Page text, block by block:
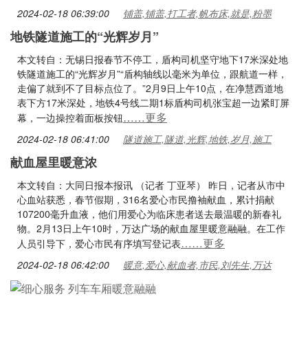
2024-02-18 06:39:00 铺盖,铺盖,打工者,帆布床,就是,粉墨
地铁隧道施工的“光辉岁月”
本文转自：无锡日报春节不停工，盾构司机坚守地下17米深处地
铁隧道施工的“光辉岁月”“盾构轴线以毫米为单位，跟航道一样，
走偏了就到不了目标点位了。”2月9日上午10点，在净慧西道地
表下方17米深处，地铁4号线二期1标盾构司机张宝超一边紧盯屏
幕，一边操控着面板按钮……更多
2024-02-18 06:41:00 隧道施工,隧道,光辉,地铁,岁月,施工
献血屋里暖意浓
本文转自：大同日报本报讯 （记者 丁亚琴） 昨日，记者从市中
心血站获悉，春节假期，316名爱心市民撸袖献血，累计捐献
107200毫升血液，他们用爱心为临床患者送去最温暖的新春礼
物。2月13日上午10时，万达广场的献血屋里暖意融融。在工作
人员引导下，爱心市民有序填写登记表……更多
2024-02-18 06:42:00 暖意,爱心,献血者,市民,刘先生,万达